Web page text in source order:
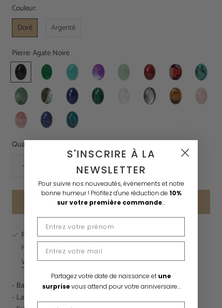
Couleur:
Doré
Argenté
Pierre: Agate Noire
Agate
Noire
Agate
Verte
AmazoniteAméthysteAventurineCornaline Grenat
Jaspe
Africain
Jaspe
Kombaba
LabradoriteLapis
Lazuli
Malachite
Nacre
Grise
Oeil
de
Quartz
Rose
Rhodochrosite
Sodalite Turquoise
Quantité:
AJOUTER AU PANIER 50 €
Récupération disponible àBoutique en ligne
Habituellement prête en 24 heures
Vérifier la disponibilité dans d'autres boutiques
- Bague en laiton doré à l'or fin et pierre naturelle
- La pierre mesure 6x8 mm
S'INSCRIRE À LA
NEWSLETTER
Pour suivre nos nouveautés, évènements et notre
bonne humeur !Profitez d'une réduction de 10%
sur votre première commande...
Partagez votre date de naissance et une
surprisevous attend pour votre anniversaire...